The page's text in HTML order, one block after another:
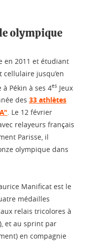
olympique
en 2011 et étudiant
jusqu’en
Pékin à ses 4es Jeux
des 33 athlètes
. Le 12 février
relayeurs français
Parisse, il
olympique dans
Manificat est le
médailles
relais tricolores à
et au sprint par
en compagnie